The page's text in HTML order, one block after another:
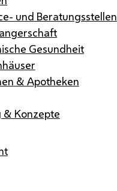
und Beratungsstellen
Gesundheit
& Apotheken
& Konzepte